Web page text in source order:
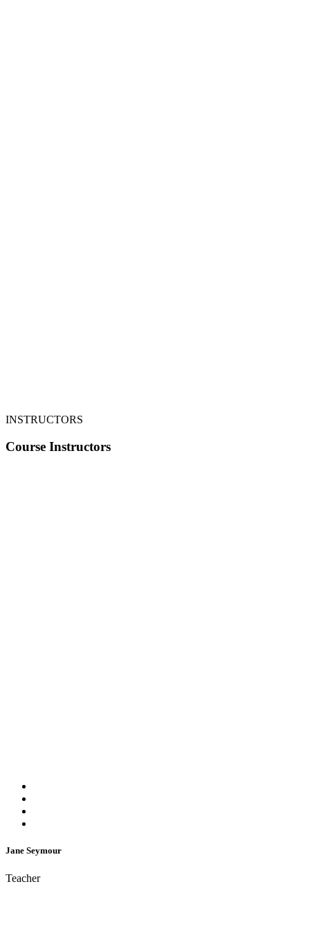
INSTRUCTORS
Course Instructors
Jane Seymour
Teacher